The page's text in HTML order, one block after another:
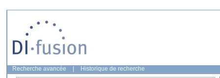
Recherche avancée Historique de recherche